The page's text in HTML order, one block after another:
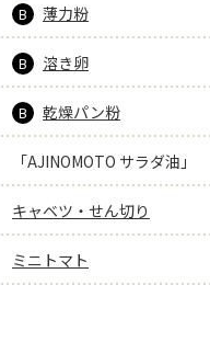
B 薄力粉
B 溶き卵
B 乾燥パン粉
「AJINOMOTO サラダ油」
キャベツ・せん切り
ミニトマト